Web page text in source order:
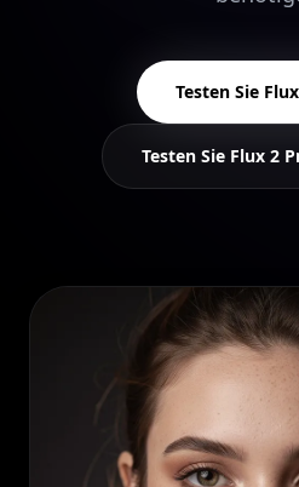
Testen Sie
Testen Sie Flux 2